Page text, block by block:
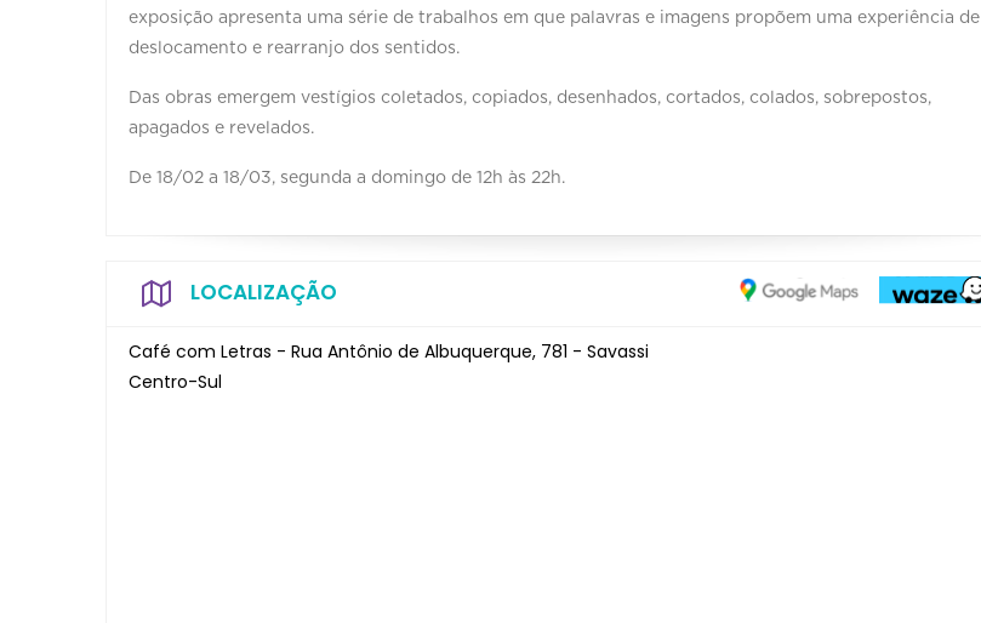
exposição apresenta uma série de trabalhos em que palavras e imagens propõem uma experiência de
deslocamento e rearranjo dos sentidos.
Das obras emergem vestígios coletados, copiados, desenhados, cortados, colados, sobrepostos,
apagados e revelados.
De 18/02 a 18/03, segunda a domingo de 12h às 22h.
LOCALIZAÇÃO
Café com Letras - Rua Antônio de Albuquerque, 781 - Savassi
Centro-Sul